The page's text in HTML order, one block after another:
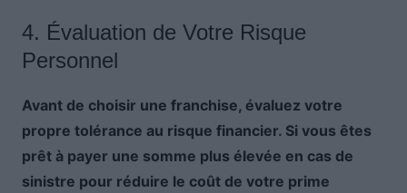
4. Évaluation de Votre Risque
Personnel
Avant de choisir une franchise, évaluez votre
propre tolérance au risque financier. Si vous êtes
prêt à payer une somme plus élevée en cas de
sinistre pour réduire le coût de votre prime